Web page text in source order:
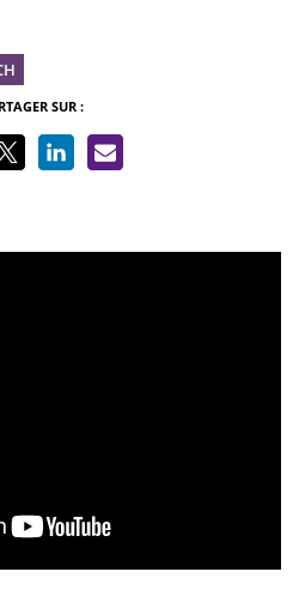
SUR :